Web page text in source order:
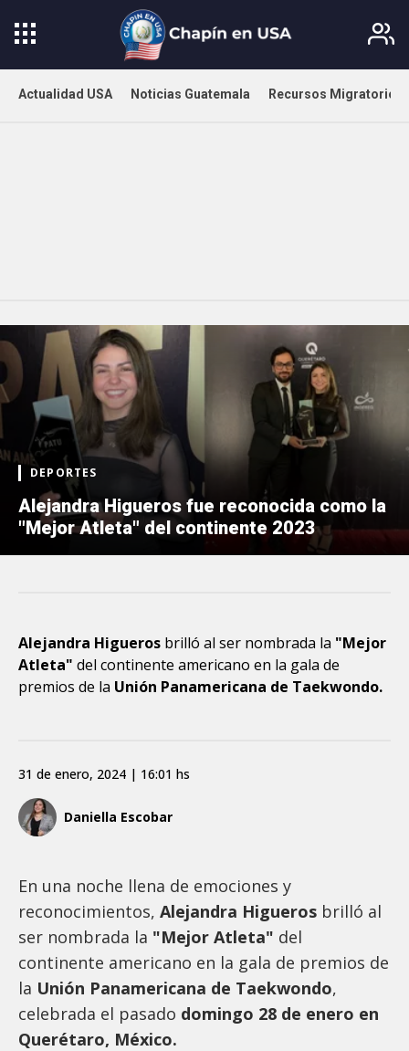
Actualidad USA Noticias Guatemala Recursos Migratorios
DEPORTES
Alejandra Higueros fue reconocida como la
"Mejor Atleta" del continente 2023
Alejandra Higueros brilló al ser nombrada la "Mejor
Atleta" del continente americano en la gala de
premios de la Unión Panamericana de Taekwondo.
Daniella Escobar
31 de enero, 2024 | 16:01 hs
En una noche llena de emociones y
reconocimientos, Alejandra Higueros brilló al
ser nombrada la "Mejor Atleta" del
continente americano en la gala de premios de
la Unión Panamericana de Taekwondo,
celebrada el pasado domingo 28 de enero en
Querétaro, México.